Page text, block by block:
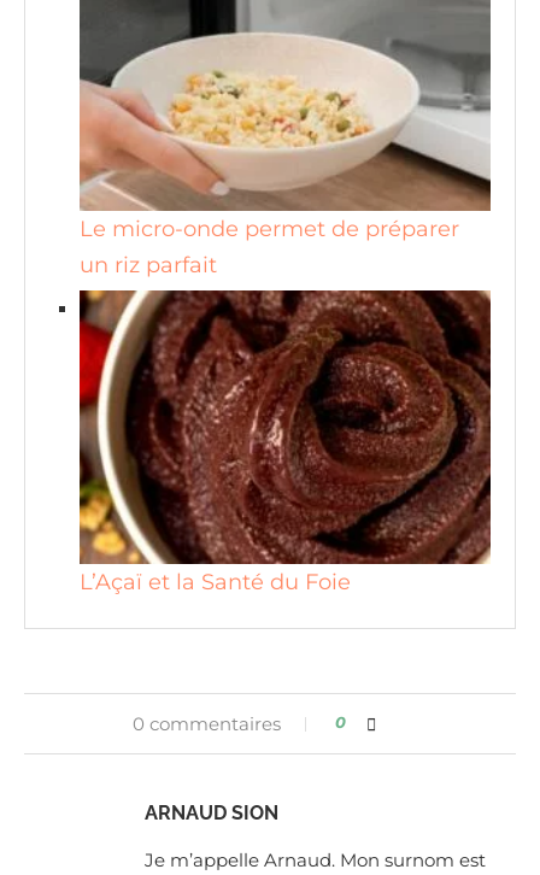
Le micro-onde permet de préparer
un riz parfait
L’Açaï et la Santé du Foie
0 commentaires 0
ARNAUD SION
Je m’appelle Arnaud. Mon surnom est